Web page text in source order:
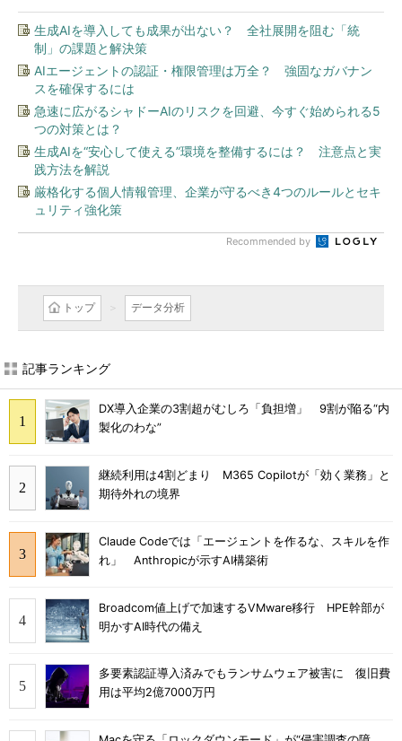
生成AIを導入しても成果が出ない？ 全社展開を阻む「統
制」の課題と解決策
AIエージェントの認証・権限管理は万全？ 強固なガバナン
スを確保するには
急速に広がるシャドーAIのリスクを回避、今すぐ始められる5
つの対策とは？
生成AIを“安心して使える”環境を整備するには？ 注意点と実
践方法を解説
厳格化する個人情報管理、企業が守るべき4つのルールとセキ
ュリティ強化策
Recommended by
トップ データ分析
記事ランキング
DX導入企業の3割超がむしろ「負担増」 9割が陥る“内
製化のわな”
継続利用は4割どまり M365 Copilotが「効く業務」と
期待外れの境界
Claude Codeでは「エージェントを作るな、スキルを作
れ」 Anthropicが示すAI構築術
Broadcom値上げで加速するVMware移行 HPE幹部が
明かすAI時代の備え
多要素認証導入済みでもランサムウェア被害に 復旧費
用は平均2億7000万円